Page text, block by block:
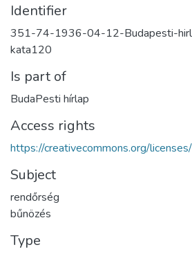
Identifier
351-74-1936-04-12-Budapesti-
kata120
Is part of
BudaPesti hírlap
Access rights
https://creativecommons.org/
Subject
rendőrség
bűnözés
Type